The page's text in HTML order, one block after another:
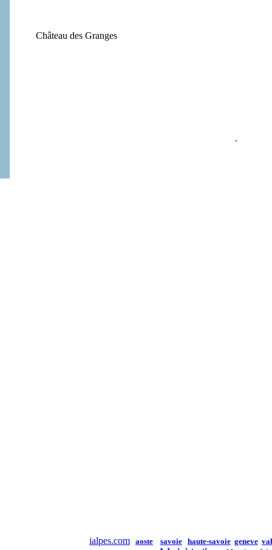
ialpes.com aoste savoie haute-savoie geneve
Château des Granges
.